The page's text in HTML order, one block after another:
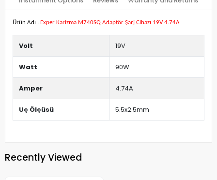
Ürün Adı : Exper Karizma M740SQ Adaptör Şarj Cihazı 19V 4.74A
Volt 19V
Watt 90W
Amper 4.74A
Uç Ölçüsü 5.5x2.5mm
Recently Viewed